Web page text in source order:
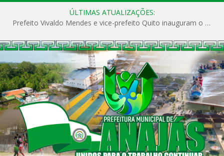
ÚLTIMAS ATUALIZAÇÕES:
Prefeito Vivaldo Mendes e vice-prefeito Quito inauguram o CAPS e fortalecem a saúde pública em Anajás.